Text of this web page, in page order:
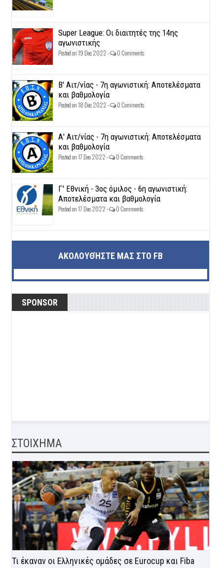
Super League: Οι διαιτητές της 14ης
αγωνιστικής
Posted on 19 Dec 2022 - 0 Comments
Β' Αιτ/νίας - 7η αγωνιστική: Αποτελέσματα
και βαθμολογία
Posted on 18 Dec 2022 - 0 Comments
Α' Αιτ/νίας - 7η αγωνιστική: Αποτελέσματα
και βαθμολογία
Posted on 17 Dec 2022 - 0 Comments
Γ' Εθνική - 3ος όμιλος - 6η αγωνιστική:
Αποτελέσματα και βαθμολογία
Posted on 17 Dec 2022 - 0 Comments
ΑΚΟΛΟΥΘΉΣΤΕ ΜΑΣ ΣΤΟ FB
SPONSOR
ΣΤΟΙΧΗΜΑ
Τι έκαναν οι Ελληνικές ομάδες σε Eurocup και Fiba